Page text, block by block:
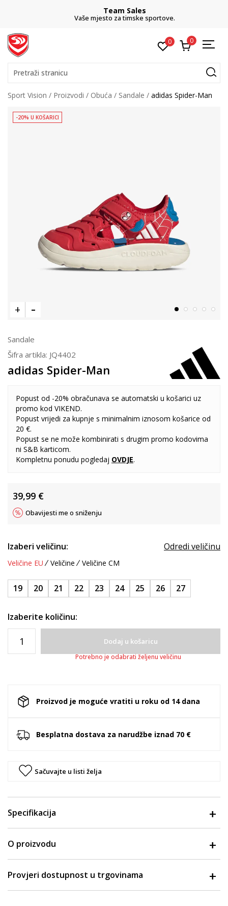
Team Sales
Vaše mjesto za timske sportove.
0 0
Pretraži stranicu
Sport Vision Proizvodi Obuća Sandale adidas Spider-Man
-20% U KOŠARICI
Sandale
Šifra artikla: JQ4402
adidas Spider-Man
Popust od -20% obračunava se automatski u košarici uz
promo kod VIKEND.
Popust vrijedi za kupnje s minimalnim iznosom košarice od
20 €.
Popust se ne može kombinirati s drugim promo kodovima
ni S&B karticom.
Kompletnu ponudu pogledaj OVDJE.
39,99 €
Obavijesti me o sniženju
Izaberi veličinu: Odredi veličinu
Veličine EU Veličine Veličine CM
19 20 21 22 23 24 25 26 27
Izaberite količinu:
Dodaj u košaricu
Potrebno je odabrati željenu veličinu
Proizvod je moguće vratiti u roku od 14 dana
Besplatna dostava za narudžbe iznad 70 €
Sačuvajte u listi želja
Specifikacija
O proizvodu
Provjeri dostupnost u trgovinama